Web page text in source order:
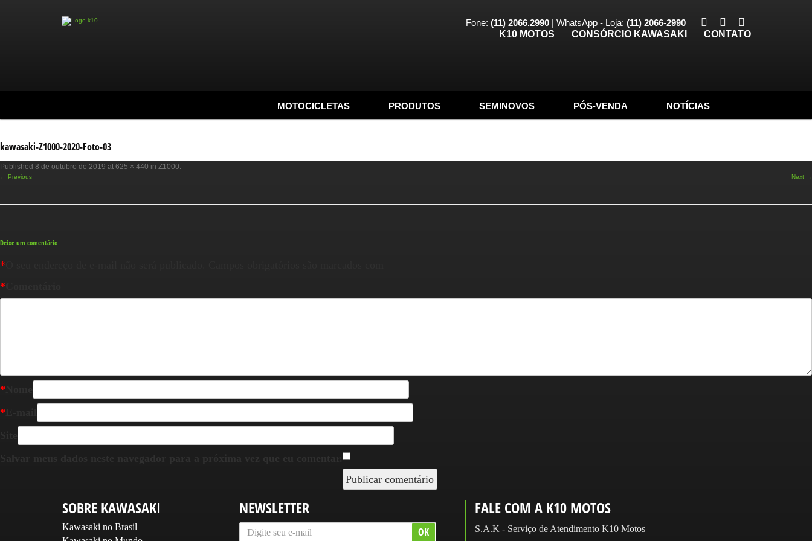
Fone: (11) 2066.2990 | WhatsApp - Loja: (11) 2066-2990
K10 MOTOS
CONSÓRCIO KAWASAKI CONTATO
MOTOCICLETAS PRODUTOS SEMINOVOS PÓS-VENDA NOTÍCIAS
kawasaki-Z1000-2020-Foto-03
Published 8 de outubro de 2019 at 625 × 440 in Z1000.
← Previous Next →
Deixe um comentário
*
*
*
*
SOBRE KAWASAKI
Kawasaki no Brasil
NEWSLETTER FALE COM A K10 MOTOS
S.A.K - Serviço de Atendimento K10 Motos